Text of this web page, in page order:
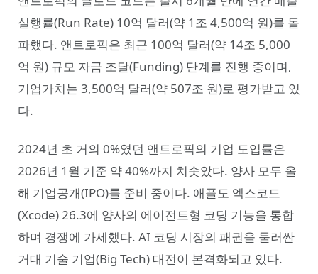
실행률(Run Rate) 10억 달러(약 1조 4,500억 원)를 돌
파했다. 앤트로픽은 최근 100억 달러(약 14조 5,000
억 원) 규모 자금 조달(Funding) 단계를 진행 중이며,
기업가치는 3,500억 달러(약 507조 원)로 평가받고 있
다.
2024년 초 거의 0%였던 앤트로픽의 기업 도입률은
2026년 1월 기준 약 40%까지 치솟았다. 양사 모두 올
해 기업공개(IPO)를 준비 중이다. 애플도 엑스코드
(Xcode) 26.3에 양사의 에이전트형 코딩 기능을 통합
하며 경쟁에 가세했다. AI 코딩 시장의 패권을 둘러싼
거대 기술 기업(Big Tech) 대전이 본격화되고 있다.